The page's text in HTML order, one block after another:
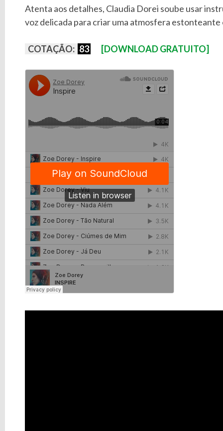
Atenta aos detalhes, Claudia Dorei soube usar
voz delicada para criar uma atmosfera estonteante
COTAÇÃO: 83 [DOWNLOAD GRATUITO]